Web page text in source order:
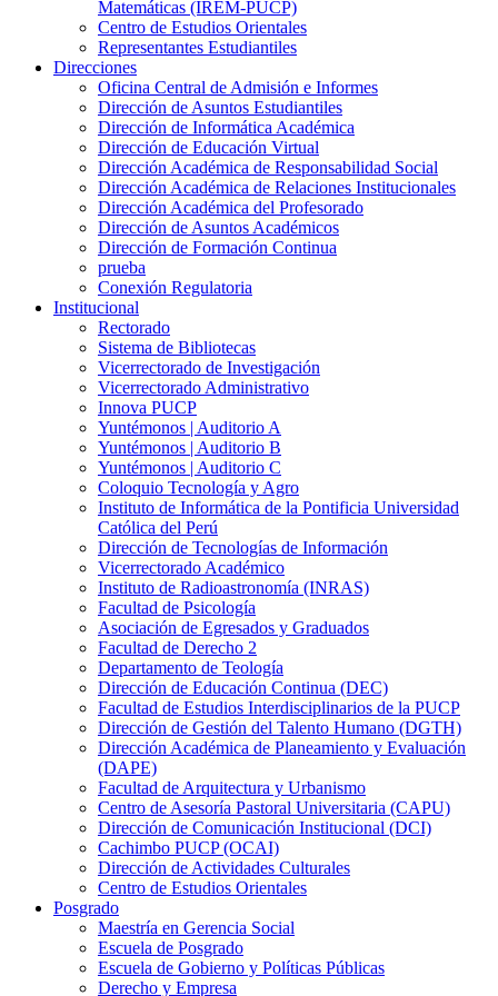
Matemáticas (IREM-PUCP)
Centro de Estudios Orientales
Representantes Estudiantiles
Direcciones
Oficina Central de Admisión e Informes
Dirección de Asuntos Estudiantiles
Dirección de Informática Académica
Dirección de Educación Virtual
Dirección Académica de Responsabilidad Social
Dirección Académica de Relaciones Institucionales
Dirección Académica del Profesorado
Dirección de Asuntos Académicos
Dirección de Formación Continua
prueba
Conexión Regulatoria
Institucional
Rectorado
Sistema de Bibliotecas
Vicerrectorado de Investigación
Vicerrectorado Administrativo
Innova PUCP
Yuntémonos | Auditorio A
Yuntémonos | Auditorio B
Yuntémonos | Auditorio C
Coloquio Tecnología y Agro
Instituto de Informática de la Pontificia Universidad
Católica del Perú
Dirección de Tecnologías de Información
Vicerrectorado Académico
Instituto de Radioastronomía (INRAS)
Facultad de Psicología
Asociación de Egresados y Graduados
Facultad de Derecho 2
Departamento de Teología
Dirección de Educación Continua (DEC)
Facultad de Estudios Interdisciplinarios de la PUCP
Dirección de Gestión del Talento Humano (DGTH)
Dirección Académica de Planeamiento y Evaluación
(DAPE)
Facultad de Arquitectura y Urbanismo
Centro de Asesoría Pastoral Universitaria (CAPU)
Dirección de Comunicación Institucional (DCI)
Cachimbo PUCP (OCAI)
Dirección de Actividades Culturales
Centro de Estudios Orientales
Posgrado
Maestría en Gerencia Social
Escuela de Posgrado
Escuela de Gobierno y Políticas Públicas
Derecho y Empresa